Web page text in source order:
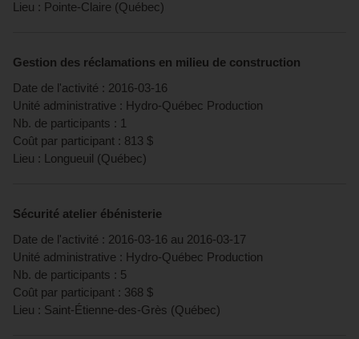
Lieu : Pointe-Claire (Québec)
Gestion des réclamations en milieu de construction
Date de l'activité : 2016-03-16
Unité administrative : Hydro-Québec Production
Nb. de participants : 1
Coût par participant : 813 $
Lieu : Longueuil (Québec)
Sécurité atelier ébénisterie
Date de l'activité : 2016-03-16 au 2016-03-17
Unité administrative : Hydro-Québec Production
Nb. de participants : 5
Coût par participant : 368 $
Lieu : Saint-Étienne-des-Grès (Québec)